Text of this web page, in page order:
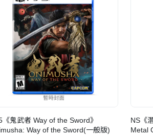
《鬼武者 Way of the Sword》
Way of the Sword(一般版)
NS《
Metal